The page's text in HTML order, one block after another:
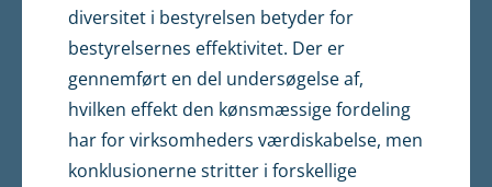
diversitet i bestyrelsen betyder for
bestyrelsernes effektivitet. Der er
gennemført en del undersøgelse af,
hvilken effekt den køns­mæssige fordeling
har for virksomheders værdiskabelse, men
konklusionerne stritter i forskellige